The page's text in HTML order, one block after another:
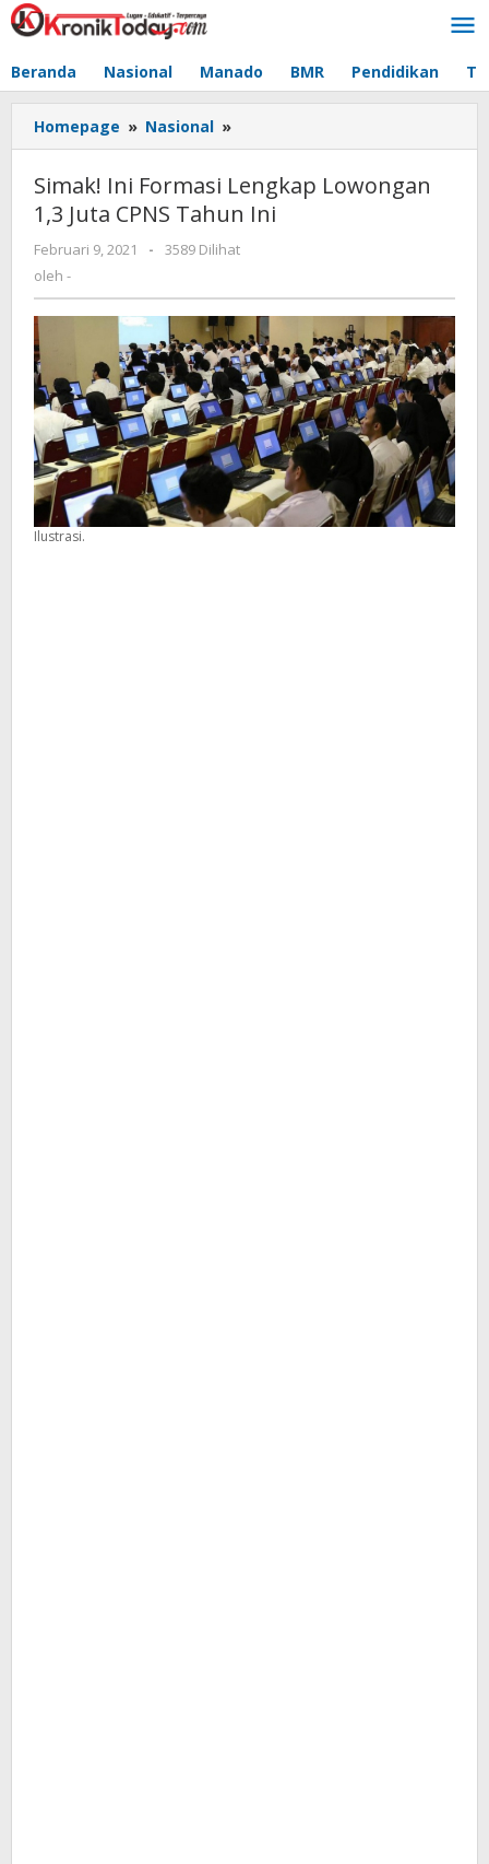
Lewati
ke
Beranda Nasional Manado BMR Pendidikan
Homepage » Nasional »
Ini
Formasi
Lengkap
Lowongan
1,3
Ini
Simak! Ini Formasi Lengkap Lowongan
1,3 Juta CPNS Tahun Ini
Februari 9, 2021
oleh
-
3589 Dilihat
oleh -
Ilustrasi.